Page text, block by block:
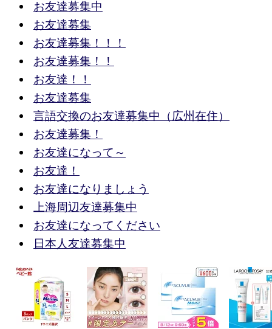
お友達募集中
お友達募集
お友達募集！！！
お友達募集！！
お友達！！
お友達募集
言語交換のお友達募集中（広州在住）
お友達募集！
お友達になって～
お友達！
お友達になりましょう
上海周辺友達募集中
お友達になってください
日本人友達募集中